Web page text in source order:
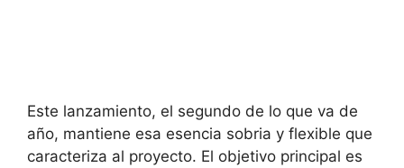
Este lanzamiento, el segundo de lo que va de
año, mantiene esa esencia sobria y flexible que
caracteriza al proyecto. El objetivo principal es